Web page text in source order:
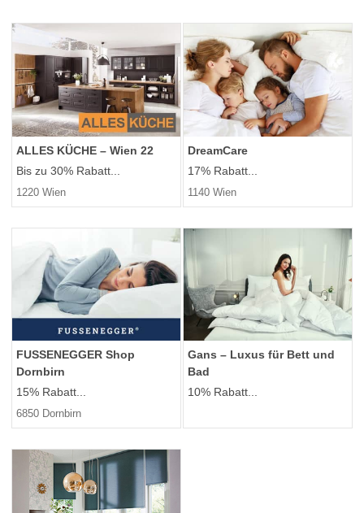
ALLES KÜCHE – Wien 22
Bis zu 30% Rabatt...
1220 Wien
DreamCare
17% Rabatt...
1140 Wien
FUSSENEGGER Shop
Dornbirn
15% Rabatt...
6850 Dornbirn
Gans – Luxus für Bett und
Bad
10% Rabatt...